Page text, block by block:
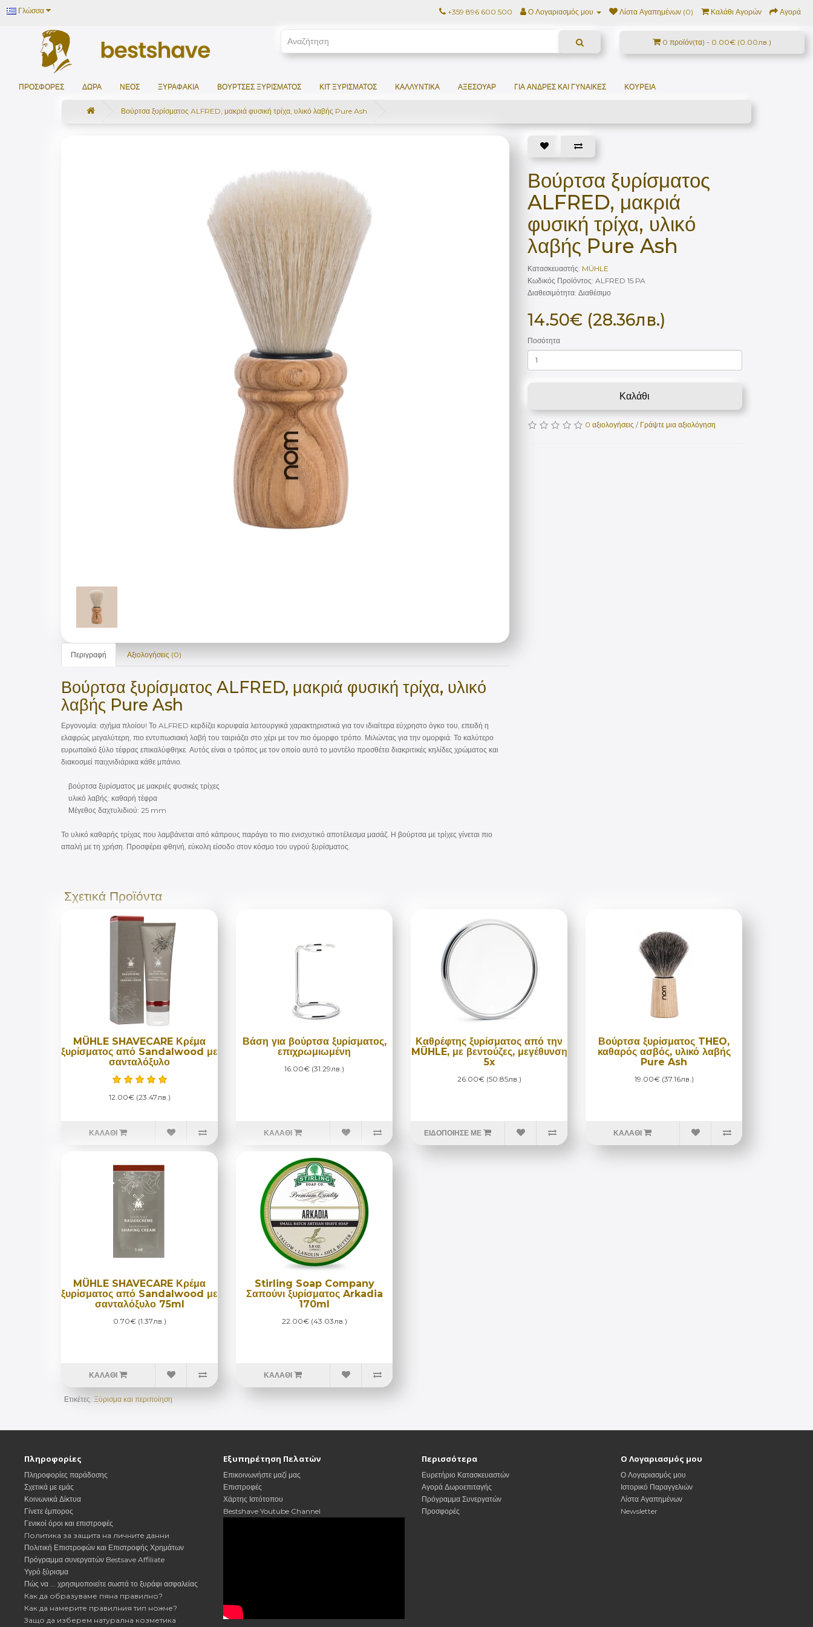
Γλώσσα +359 896 600 500 Ο Λογαριασμός μου Λίστα Αγαπημένων (0) Καλάθι Αγορών Αγορά
0 προϊόν(τα) - 0.00€ (0.00лв.)
ΠΡΟΣΦΟΡΈΣ ΔΩΡΑ ΝΕΟΣ ΞΥΡΑΦΆΚΙΑ ΒΟΎΡΤΣΕΣ ΞΥΡΊΣΜΑΤΟΣ ΚΙΤ ΞΥΡΊΣΜΑΤΟΣ ΚΑΛΛΥΝΤΙΚΆ ΑΞΕΣΟΥΆΡ ΓΙΑ ΆΝΔΡΕΣ ΚΑΙ ΓΥΝΑΊΚΕΣ ΚΟΥΡΕΊΑ
Βούρτσα ξυρίσματος ALFRED, μακριά φυσική τρίχα, υλικό λαβής Pure Ash
Περιγραφή Αξιολογήσεις (0)
Βούρτσα ξυρίσματος ALFRED, μακριά φυσική τρίχα, υλικό
λαβής Pure Ash
Εργονομία: σχήμα πλοίου! Το ALFRED κερδίζει κορυφαία λειτουργικά χαρακτηριστικά για τον ιδιαίτερα εύχρηστο όγκο του, επειδή η
ελαφρώς μεγαλύτερη, πιο εντυπωσιακή λαβή του ταιριάζει στο χέρι με τον πιο όμορφο τρόπο. Μιλώντας για την ομορφιά: Το καλύτερο
ευρωπαϊκό ξύλο τέφρας επικαλύφθηκε. Αυτός είναι ο τρόπος με τον οποίο αυτό το μοντέλο προσθέτει διακριτικές κηλίδες χρώματος και
διακοσμεί παιχνιδιάρικα κάθε μπάνιο.
βούρτσα ξυρίσματος με μακριές φυσικές τρίχες
υλικό λαβής: καθαρή τέφρα
Μέγεθος δαχτυλιδιού: 25 mm
Το υλικό καθαρής τρίχας που λαμβάνεται από κάπρους παράγει το πιο ενισχυτικό αποτέλεσμα μασάζ. Η βούρτσα με τρίχες γίνεται πιο
απαλή με τη χρήση. Προσφέρει φθηνή, εύκολη είσοδο στον κόσμο του υγρού ξυρίσματος.
Βούρτσα ξυρίσματος
ALFRED, μακριά
φυσική τρίχα, υλικό
λαβής Pure Ash
Κατασκευαστής: MÜHLE
Κωδικός Προϊόντος: ALFRED 15 PA
Διαθεσιμότητα: Διαθέσιμο
14.50€ (28.36лв.)
Ποσότητα
Καλάθι
0 αξιολογήσεις / Γράψτε μια αξιολόγηση
Σχετικά Προϊόντα
MÜHLE SHAVECARE Κρέμα
ξυρίσματος από Sandalwood με
σανταλόξυλο
12.00€ (23.47лв.)
ΚΑΛΆΘΙ
Βάση για βούρτσα ξυρίσματος,
επιχρωμιωμένη
16.00€ (31.29лв.)
ΚΑΛΆΘΙ
Καθρέφτης ξυρίσματος από την
MÜHLE, με βεντούζες, μεγέθυνση
5x
26.00€ (50.85лв.)
ΕΙΔΟΠΟΊΗΣΕ ΜΕ
Βούρτσα ξυρίσματος THEO,
καθαρός ασβός, υλικό λαβής
Pure Ash
19.00€ (37.16лв.)
ΚΑΛΆΘΙ
MÜHLE SHAVECARE Κρέμα
ξυρίσματος από Sandalwood με
σανταλόξυλο 75ml
0.70€ (1.37лв.)
ΚΑΛΆΘΙ
Stirling Soap Company
Σαπούνι ξυρίσματος Arkadia
170ml
22.00€ (43.03лв.)
ΚΑΛΆΘΙ
Ετικέτες: Ξύρισμα και περιποίηση
Πληροφορίες
Πληροφορίες παράδοσης
Σχετικά με εμάς
Κοινωνικά Δίκτυα
Γίνετε έμπορος
Γενικοί όροι και επιστροφές
Политика за защита на личните данни
Πολιτική Επιστροφών και Επιστροφής Χρημάτων
Πρόγραμμα συνεργατών Bestsave Affiliate
Υγρό ξύρισμα
Πώς να ... χρησιμοποιείτε σωστά το ξυράφι ασφαλείας
Как да образуваме пяна правилно?
Как да намерите правилния тип ножче?
Защо да изберем натурална козметика
Εξυπηρέτηση Πελατών
Επικοινωνήστε μαζί μας
Επιστροφές
Χάρτης Ιστότοπου
Bestshave Youtube Channel
Περισσότερα
Ευρετήριο Κατασκευαστών
Αγορά Δωροεπιταγής
Πρόγραμμα Συνεργατών
Προσφορές
Ο Λογαριασμός μου
Ο Λογαριασμός μου
Ιστορικό Παραγγελιών
Λίστα Αγαπημένων
Newsletter